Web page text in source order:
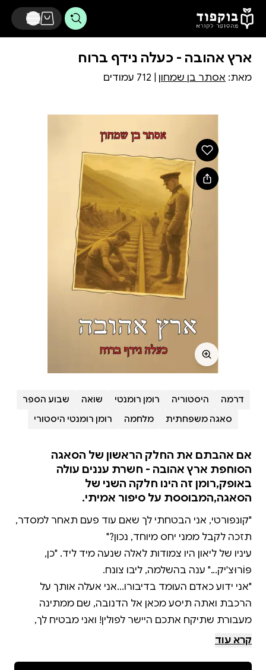
דלג לתוכן הראשי
ארץ אהובה - כעלה נידף ברוח
מאת: אסתר בן שמחון
דרמה היסטוריה רומן רומנטי שואה
שבוע הספר
סאגה משפחתית
מלחמה רומן רומנטי היסטורי
אם אהבתם את החלק הראשון של הסאגה
הסוחפת ארץ אהובה - חשרת עננים עולה
באופק,רומן זה הינו חלקה השני של
הסאגה,המבוססת על סיפור אמיתי.
"קונפורטי, אני הבטחתי לך שאם עוד פעם תאחר למסדר,
עיניו של ליאון היו צמודות לאלה שנעה מיד ליד. "כן,
"אני ידוע כאדם העומד בדיבורו...אני אעלה אותך על
הרכבת ואתה תיסע מכאן אל הדנובה, שם ממתינה
מעבורת שתיקח אתכם היישר לפולין! ואני מבטיח לך,
קונפורטי, שבמחנה נאצי בפולין, אתה לא תעז לאחר לאף
קרא עוד